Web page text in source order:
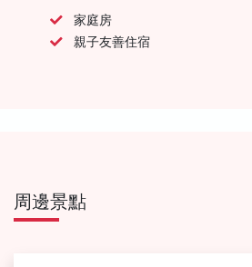
家庭房
親子友善住宿
周邊景點